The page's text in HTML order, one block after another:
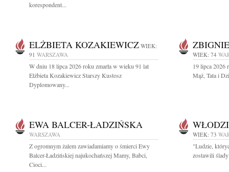
korespondent...
ELŻBIETA KOZAKIEWICZ WIEK:
91 WARSZAWA
W dniu 18 lipca 2026 roku zmarła w wieku 91 lat
Elżbieta Kozakiewicz Starszy Kustosz
Dyplomowany...
WIEK: 74
19 lipca 2026
Mąż, Tata i
EWA BALCER-ŁADZIŃSKA
WARSZAWA
Z ogromnym żalem zawiadamiamy o śmierci Ewy
Balcer-Ładzińskiej najukochańszej Mamy, Babci,
Cioci...
WIEK: 73
"Ludzie,
zostawili